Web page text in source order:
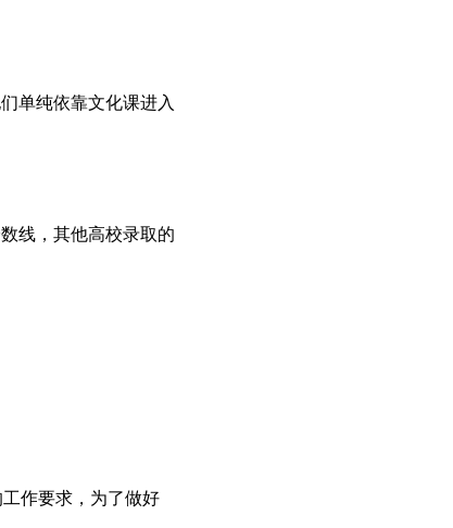
单纯依靠文化课进入
线，其他高校录取的
作要求，为了做好